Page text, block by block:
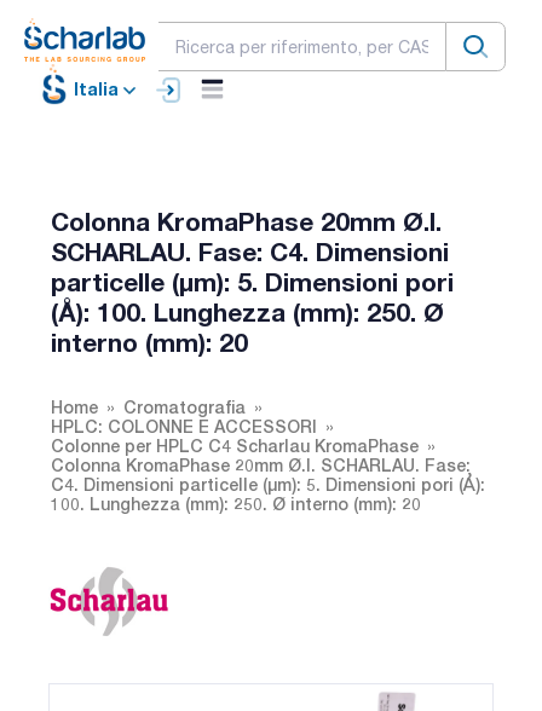
Italia
Colonna KromaPhase 20mm Ø.I.
SCHARLAU. Fase: C4. Dimensioni
particelle (µm): 5. Dimensioni pori
(Å): 100. Lunghezza (mm): 250. Ø
interno (mm): 20
Home
Cromatografia
HPLC: COLONNE E ACCESSORI
Colonne per HPLC C4 Scharlau KromaPhase
Colonna KromaPhase 20mm Ø.I. SCHARLAU. Fase:
C4. Dimensioni particelle (µm): 5. Dimensioni pori (Å):
100. Lunghezza (mm): 250. Ø interno (mm): 20